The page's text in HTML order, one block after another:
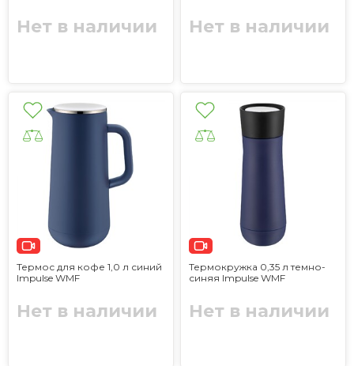
Нет в наличии Нет в наличии
Термос для кофе 1,0 л синий
Impulse WMF
Нет в наличии
Термокружка 0,35 л темно-
синяя Impulse WMF
Нет в наличии